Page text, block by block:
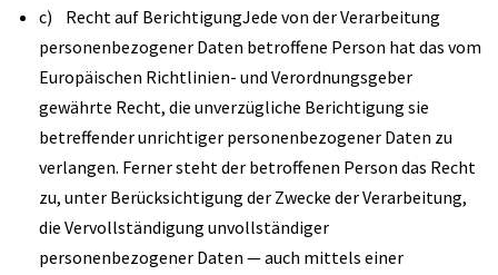
c) Recht auf BerichtigungJede von der Verarbeitung
personenbezogener Daten betroffene Person hat das vom
Europäischen Richtlinien- und Verordnungsgeber
gewährte Recht, die unverzügliche Berichtigung sie
betreffender unrichtiger personenbezogener Daten zu
verlangen. Ferner steht der betroffenen Person das Recht
zu, unter Berücksichtigung der Zwecke der Verarbeitung,
die Vervollständigung unvollständiger
personenbezogener Daten — auch mittels einer